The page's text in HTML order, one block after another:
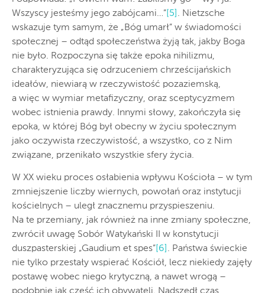
Wszyscy jesteśmy jego zabójcami…” [5] . Nietzsche
wskazuje tym samym, że „Bóg umarł” w świadomości
społecznej – odtąd społeczeństwa żyją tak, jakby Boga
nie było. Rozpoczyna się także epoka nihilizmu,
charakteryzująca się odrzuceniem chrześcijańskich
ideałów, niewiarą w rzeczywistość pozaziemską,
a więc w wymiar metafizyczny, oraz sceptycyzmem
wobec istnienia prawdy. Innymi słowy, zakończyła się
epoka, w której Bóg był obecny w życiu społecznym
jako oczywista rzeczywistość, a wszystko, co z Nim
związane, przenikało wszystkie sfery życia.
W XX wieku proces osłabienia wpływu Kościoła – w tym
zmniejszenie liczby wiernych, powołań oraz instytucji
kościelnych – uległ znacznemu przyspieszeniu.
Na te przemiany, jak również na inne zmiany społeczne,
zwrócił uwagę Sobór Watykański II w konstytucji
duszpasterskiej „Gaudium et spes” [6] . Państwa świeckie
nie tylko przestały wspierać Kościół, lecz niekiedy zajęły
postawę wobec niego krytyczną, a nawet wrogą –